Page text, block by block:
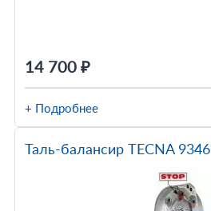
14 700 ₽
+ Подробнее
Таль-балансир TECNA 9346